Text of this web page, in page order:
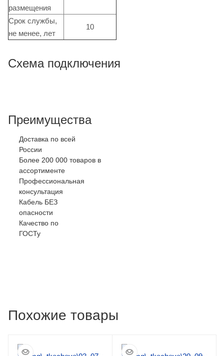
размещения
Срок службы,
не менее, лет
10
Схема подключения
Преимущества
Доставка по всей
России
Более 200 000 товаров в
ассортименте
Профессиональная
консультация
Кабель БЕЗ
опасности
Качество по
ГОСТу
Похожие товары